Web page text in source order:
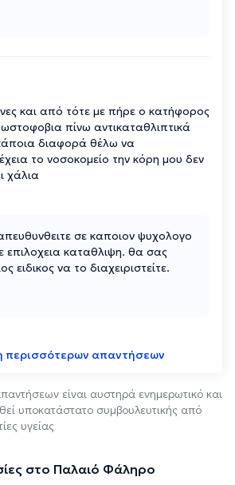
και από τότε με πήρε ο κατήφορος
πίνω αντικαταθλιπτικά
διαφορά θέλω να
το νοσοκομείο την κόρη μου δεν
χάλια
σε καποιον ψυχολογο
επιλοχεια καταθλιψη. θα σας
ειδικος να το διαχειριστείτε.
απαντήσεων
είναι αυστηρά ενημερωτικό και
υποκατάστατο συμβουλευτικής από
υγείας
στο Παλαιό Φάληρο